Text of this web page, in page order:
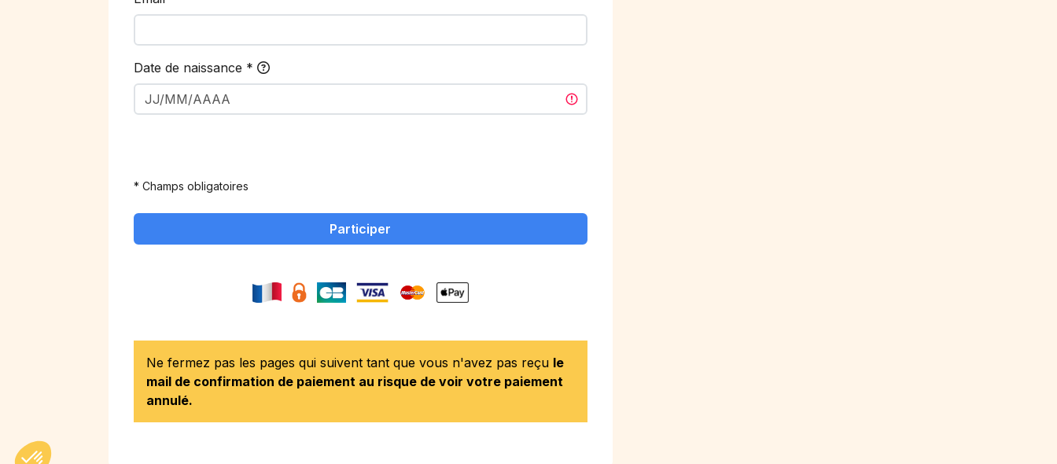
Date de naissance *
* Champs obligatoires
Participer
Ne fermez pas les pages qui suivent tant que vous n'avez pas reçu le
mail de confirmation de paiement au risque de voir votre paiement
annulé.